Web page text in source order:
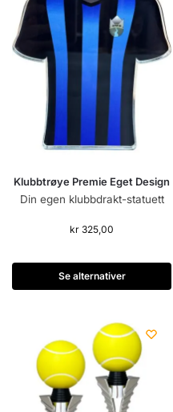
Klubbtrøye Premie Eget Design
Din egen klubbdrakt-statuett
kr 325,00
Se alternativer